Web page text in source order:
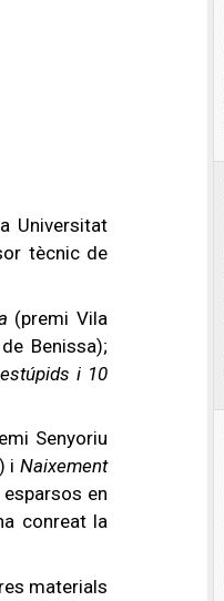
Universitat
tècnic de
(premi Vila
Benissa);
i 10
Senyoriu
i Naixement
en
conreat la
materials